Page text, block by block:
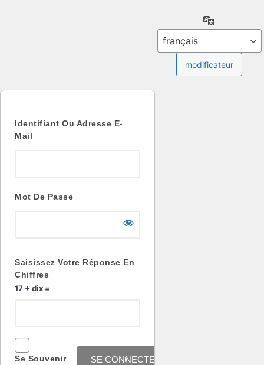
Identifiant Ou Adresse E-
Mail
Mot De Passe
Saisissez Votre Réponse En
Chiffres
17 + dix =
Se Souvenir